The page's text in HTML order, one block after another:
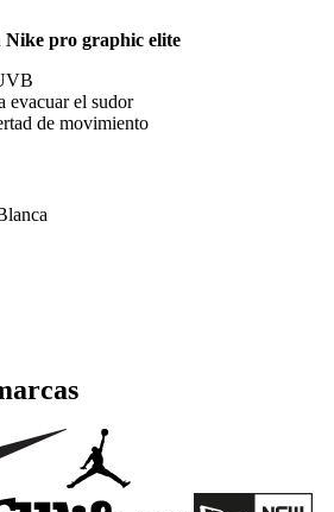
Nike pro graphic elite
el sudor
de movimiento